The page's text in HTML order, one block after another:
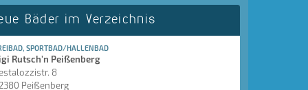
Bäder im Verzeichnis
SPORTBAD/HALLENBAD
Rutsch'n Peißenberg
8
Peißenberg